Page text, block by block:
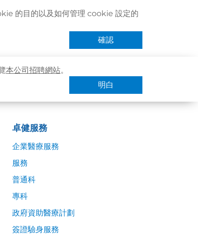
的目的以及如何管理 cookie 設定的
確認
本公司招聘網站。
明白
們 搜尋醫療服務 登記 / 登入 立即預約
卓健服務
企業醫療服務
服務
普通科
專科
政府資助醫療計劃
簽證驗身服務